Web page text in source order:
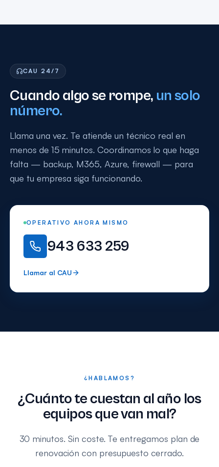
CAU 24/7
Cuando algo se rompe, un solo
número.
Llama una vez. Te atiende un técnico real en
menos de 15 minutos. Coordinamos lo que haga
falta — backup, M365, Azure, firewall — para
que tu empresa siga funcionando.
OPERATIVO AHORA MISMO
943 633 259
Llamar al CAU
¿HABLAMOS?
¿Cuánto te cuestan al año los
equipos que van mal?
30 minutos. Sin coste. Te entregamos plan de
renovación con presupuesto cerrado.